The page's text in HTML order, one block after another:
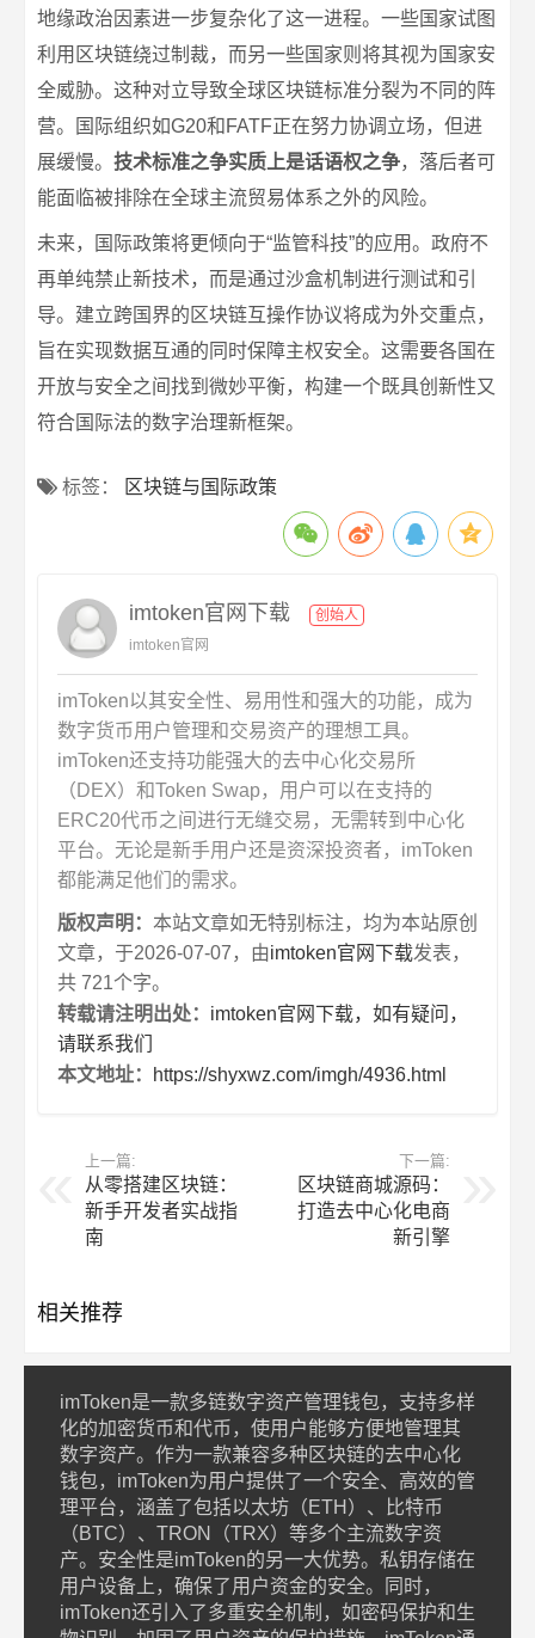
地缘政治因素进一步复杂化了这一进程。一些国家试图
利用区块链绕过制裁，而另一些国家则将其视为国家安
全威胁。这种对立导致全球区块链标准分裂为不同的阵
营。国际组织如G20和FATF正在努力协调立场，但进
展缓慢。 技术标准之争实质上是话语权之争，落后者可
能面临被排除在全球主流贸易体系之外的风险。
未来，国际政策将更倾向于“监管科技”的应用。政府不
再单纯禁止新技术，而是通过沙盒机制进行测试和引
导。建立跨国界的区块链互操作协议将成为外交重点，
旨在实现数据互通的同时保障主权安全。这需要各国在
开放与安全之间找到微妙平衡，构建一个既具创新性又
符合国际法的数字治理新框架。
标签： 区块链与国际政策
imtoken官网下载
创始人
imtoken官网
imToken以其安全性、易用性和强大的功能，成为
数字货币用户管理和交易资产的理想工具。
imToken还支持功能强大的去中心化交易所
（DEX）和Token Swap，用户可以在支持的
ERC20代币之间进行无缝交易，无需转到中心化
平台。无论是新手用户还是资深投资者，imToken
都能满足他们的需求。
版权声明： 本站文章如无特别标注，均为本站原创
文章，于2026-07-07，由imtoken官网下载发表，
共 721个字。
转载请注明出处： imtoken官网下载，如有疑问，
请联系我们
本文地址：
https://shyxwz.com/imgh/4936.html
上一篇:
从零搭建区块链：
新手开发者实战指
南
下一篇:
区块链商城源码：
打造去中心化电商
新引擎
相关推荐
imToken是一款多链数字资产管理钱包，支持多样
化的加密货币和代币，使用户能够方便地管理其
数字资产。作为一款兼容多种区块链的去中心化
钱包，imToken为用户提供了一个安全、高效的管
理平台，涵盖了包括以太坊（ETH）、比特币
（BTC）、TRON（TRX）等多个主流数字资
产。安全性是imToken的另一大优势。私钥存储在
用户设备上，确保了用户资金的安全。同时，
imToken还引入了多重安全机制，如密码保护和生